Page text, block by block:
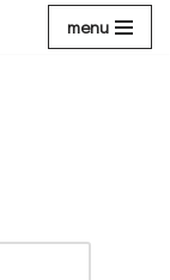
menu